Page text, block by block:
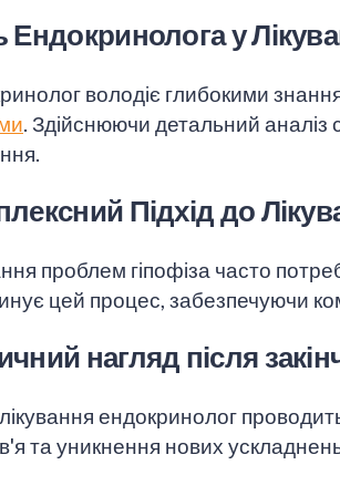
Ендокринолога у
володіє глибокими
. Здійснюючи детальний аналіз
Підхід до
проблем гіпофіза часто
цей процес, забезпечуючи
нагляд після
ендокринолог
та уникнення нових